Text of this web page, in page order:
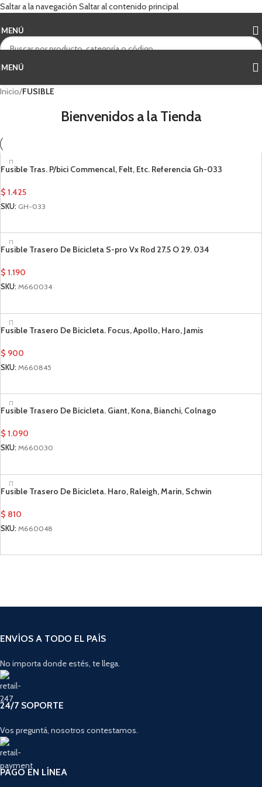
Saltar a la navegación Saltar al contenido principal
MENÚ
MENÚ
Inicio/FUSIBLE
Bienvenidos a la Tienda
Fusible Tras. P/bici Commencal, Felt, Etc. Referencia Gh-033
$ 1.425
SKU: GH-033
Fusible Trasero De Bicicleta S-pro Vx Rod 27.5 O 29. 034
$ 1.190
SKU: M660034
Fusible Trasero De Bicicleta. Focus, Apollo, Haro, Jamis
$ 900
SKU: M660845
Fusible Trasero De Bicicleta. Giant, Kona, Bianchi, Colnago
$ 1.090
SKU: M660030
Fusible Trasero De Bicicleta. Haro, Raleigh, Marin, Schwin
$ 810
SKU: M660048
ENVÍOS A TODO EL PAÍS
No importa donde estés, te llega.
24/7 SOPORTE
Vos preguntá, nosotros contestamos.
PAGO EN LÍNEA